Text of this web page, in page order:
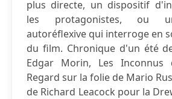
plus directe, un dispositif
les protagonistes, ou
autoréflexive qui interroge en
du film. Chronique d'un été
Edgar Morin, Les
Regard sur la folie de Mario
de Richard Leacock pour la